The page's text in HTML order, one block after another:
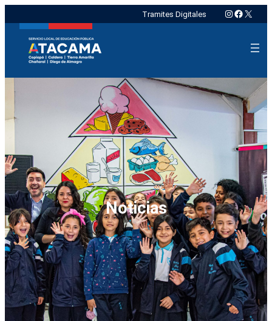
Tramites Digitales Instagram
X
Noticias